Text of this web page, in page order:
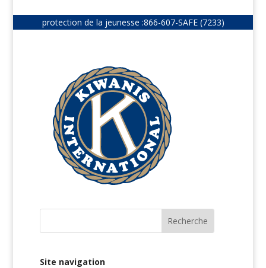
protection de la jeunesse :866-607-SAFE (7233)
Site navigation